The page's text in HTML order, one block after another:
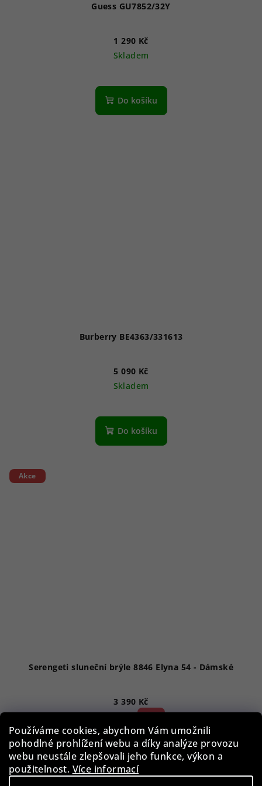
Používáme cookies, abychom Vám umožnili
pohodlné prohlížení webu a díky analýze provozu
webu neustále zlepšovali jeho funkce, výkon a
použitelnost. Více informací
Guess GU7852/32Y
1 290 Kč
Skladem
Do košíku
Burberry BE4363/331613
5 090 Kč
Skladem
Do košíku
Akce
Serengeti sluneční brýle 8846 Elyna 54 - Dámské
3 390 Kč
7 090 Kč
52 %)
Skladem
Do košíku